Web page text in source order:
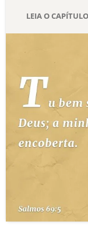
DEVOCIONAL
10 MANDAMENTOS
ESTUDOS BÍBLICOS
ESBOÇOS DE
PERGUNTE À BÍBLIA
LEIA O